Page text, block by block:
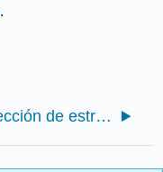
.
5.1: Selección de estrategias de nivel empresarial